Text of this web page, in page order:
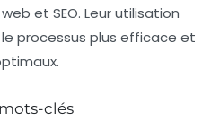
et SEO. Leur utilisation
processus plus efficace et
clés